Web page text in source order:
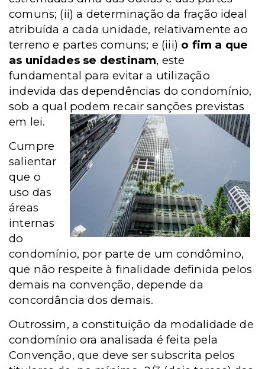
comuns; (ii) a determinação da fração ideal
atribuída a cada unidade, relativamente ao
terreno e partes comuns; e (iii) o fim a que
as unidades se destinam, este
fundamental para evitar a utilização
indevida das dependências do condomínio,
sob a qual podem recair sanções previstas
em lei.
Cumpre
salientar
que o
uso das
áreas
internas
do
condomínio, por parte de um condômino,
que não respeite à finalidade definida pelos
demais na convenção, depende da
concordância dos demais.
Outrossim, a constituição da modalidade de
condomínio ora analisada é feita pela
Convenção, que deve ser subscrita pelos